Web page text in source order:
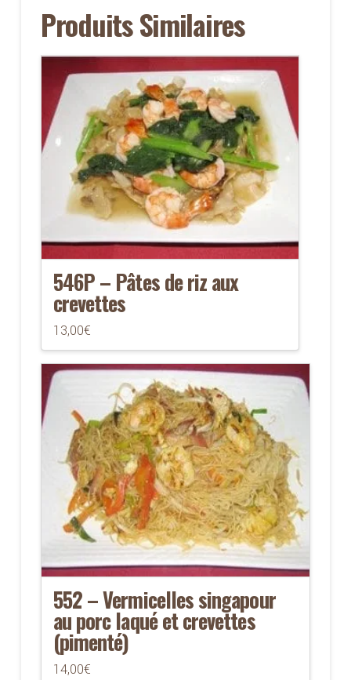
et
Produits Similaires
546P – Pâtes de riz aux
crevettes
13,00€
552 – Vermicelles singapour
au porc laqué et crevettes
(pimenté)
14,00€